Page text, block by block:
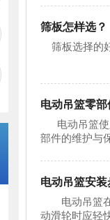
筛板怎样选？
筛板选择的
电动吊篮零
电动吊篮使
部件的维护
电动吊篮安装
电动吊篮在
动滑轮时应轻